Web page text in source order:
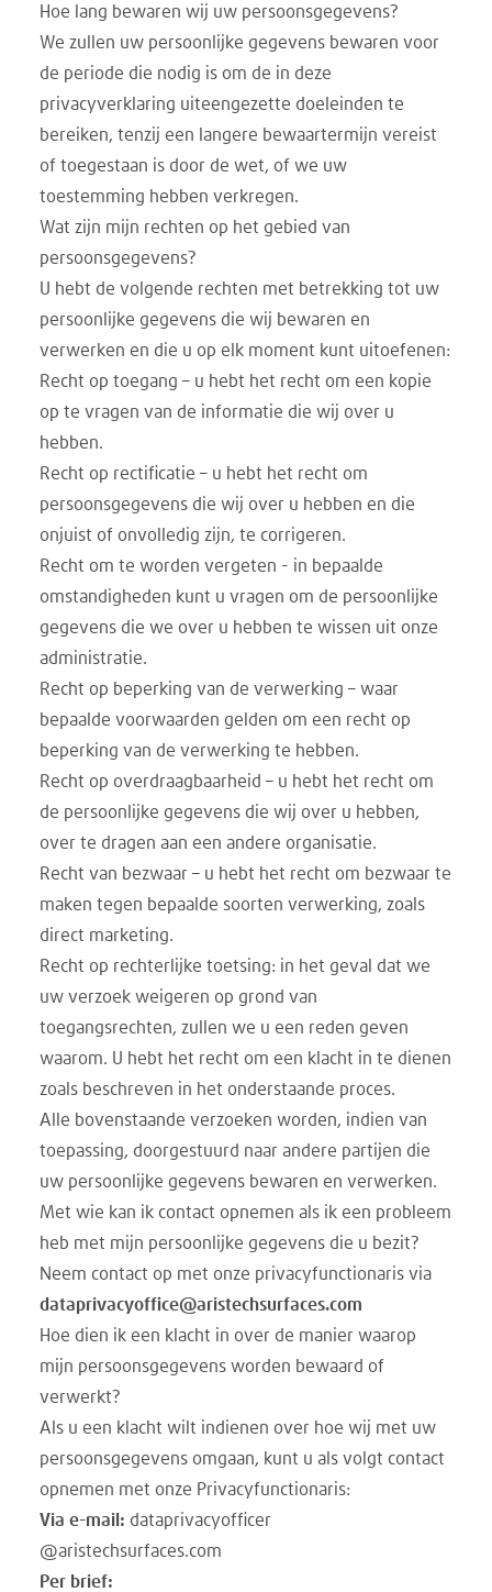
Hoe lang bewaren wij uw persoonsgegevens?
We zullen uw persoonlijke gegevens bewaren voor
de periode die nodig is om de in deze
privacyverklaring uiteengezette doeleinden te
bereiken, tenzij een langere bewaartermijn vereist
of toegestaan is door de wet, of we uw
toestemming hebben verkregen.
Wat zijn mijn rechten op het gebied van
persoonsgegevens?
U hebt de volgende rechten met betrekking tot uw
persoonlijke gegevens die wij bewaren en
verwerken en die u op elk moment kunt uitoefenen:
Recht op toegang – u hebt het recht om een ​​kopie
op te vragen van de informatie die wij over u
hebben.
Recht op rectificatie – u hebt het recht om
persoonsgegevens die wij over u hebben en die
onjuist of onvolledig zijn, te corrigeren.
Recht om te worden vergeten - in bepaalde
omstandigheden kunt u vragen om de persoonlijke
gegevens die we over u hebben te wissen uit onze
administratie.
Recht op beperking van de verwerking – waar
bepaalde voorwaarden gelden om een ​​recht op
beperking van de verwerking te hebben.
Recht op overdraagbaarheid – u hebt het recht om
de persoonlijke gegevens die wij over u hebben,
over te dragen aan een andere organisatie.
Recht van bezwaar – u hebt het recht om bezwaar te
maken tegen bepaalde soorten verwerking, zoals
direct marketing.
Recht op rechterlijke toetsing: in het geval dat we
uw verzoek weigeren op grond van
toegangsrechten, zullen we u een reden geven
waarom. U hebt het recht om een ​​klacht in te dienen
zoals beschreven in het onderstaande proces.
Alle bovenstaande verzoeken worden, indien van
toepassing, doorgestuurd naar andere partijen die
uw persoonlijke gegevens bewaren en verwerken.
Met wie kan ik contact opnemen als ik een probleem
heb met mijn persoonlijke gegevens die u bezit?
Neem contact op met onze privacyfunctionaris via
dataprivacyoffice@aristechsurfaces.com
Hoe dien ik een klacht in over de manier waarop
mijn persoonsgegevens worden bewaard of
verwerkt?
Als u een klacht wilt indienen over hoe wij met uw
persoonsgegevens omgaan, kunt u als volgt contact
opnemen met onze Privacyfunctionaris:
Via e-mail: dataprivacyofficer
@aristechsurfaces.com
Per brief: